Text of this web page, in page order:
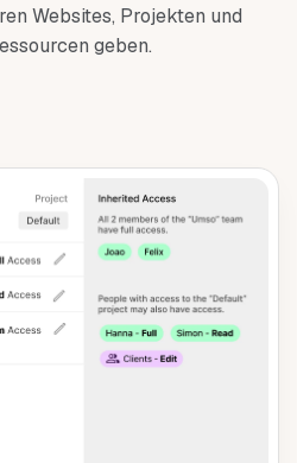
Websites, Projekten und
geben.